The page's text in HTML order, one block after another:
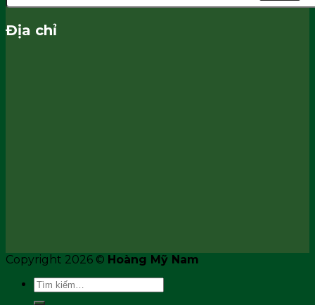
Địa chỉ
Copyright 2026 © Hoàng Mỹ Nam
Tìm